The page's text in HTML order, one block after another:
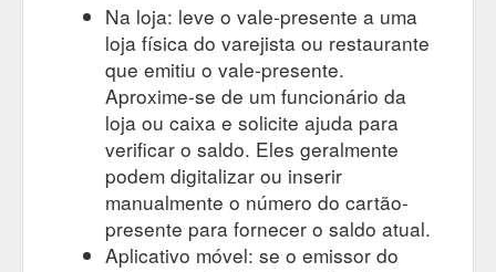
Na loja: leve o vale-presente a uma
loja física do varejista ou restaurante
que emitiu o vale-presente.
Aproxime-se de um funcionário da
loja ou caixa e solicite ajuda para
verificar o saldo. Eles geralmente
podem digitalizar ou inserir
manualmente o número do cartão-
presente para fornecer o saldo atual.
Aplicativo móvel: se o emissor do